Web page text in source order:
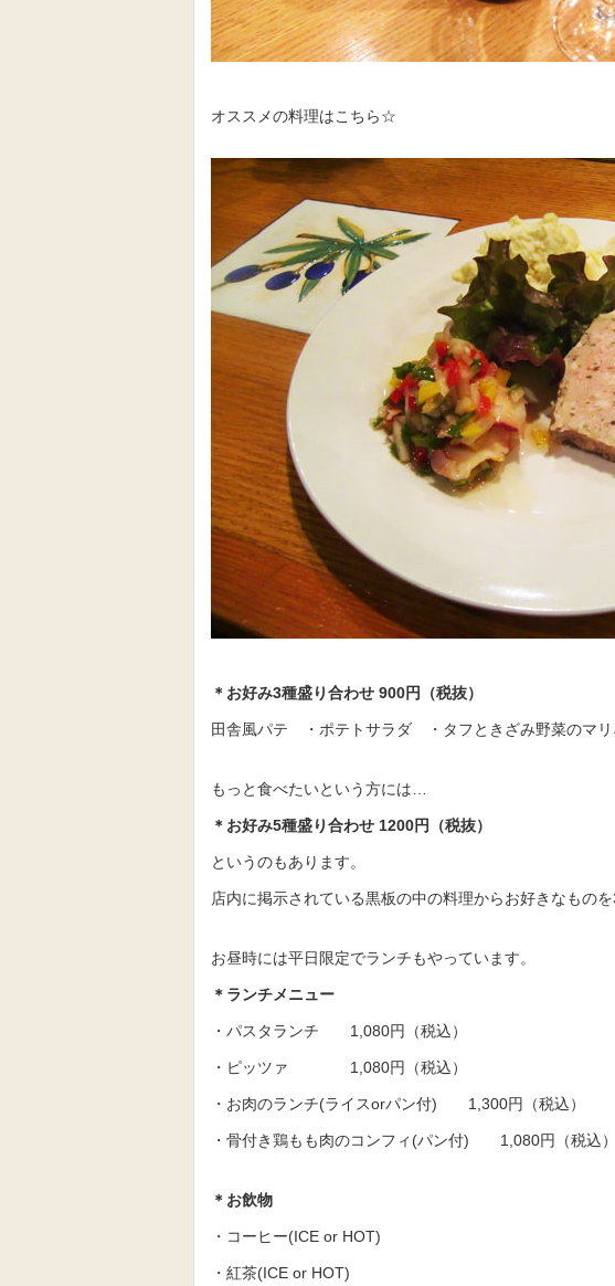
オススメの料理はこちら☆
＊お好み3種盛り合わせ 900円（税抜）
田舎風パテ ・ポテトサラダ ・タフときざみ野菜のマリ
もっと食べたいという方には…
＊お好み5種盛り合わせ 1200円 （税抜）
というのもあります。
店内に掲示されている黒板の中の料理からお好きなもの
お昼時には平日限定でランチもやっています。
＊ランチメニュー
・パスタランチ 1,080円（税込）
・ピッツァ 1,080円（税込）
・お肉のランチ(ライスorパン付) 1,300円（税込）
・骨付き鶏もも肉のコンフィ(パン付) 1,080円（税込）
＊お飲物
・コーヒー(ICE or HOT)
・紅茶(ICE or HOT)